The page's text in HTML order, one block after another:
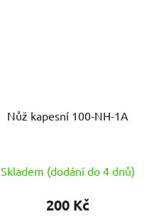
Nůž kapesní 100-NH-1A
Skladem (dodání do 4 dnů)
200 Kč